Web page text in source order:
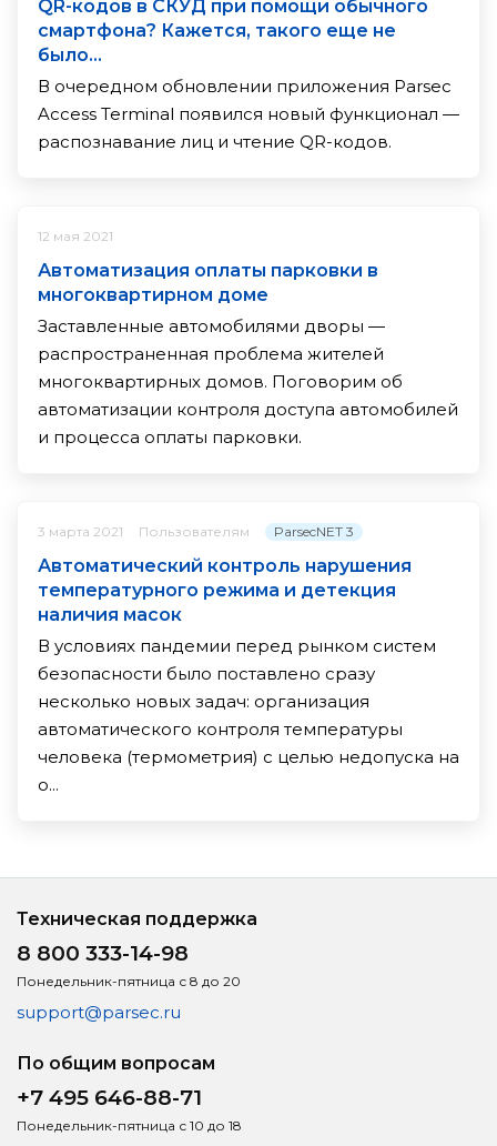
QR-кодов в СКУД при помощи обычного
смартфона? Кажется, такого еще не
было…
В очередном обновлении приложения Parsec
Access Terminal появился новый функционал —
распознавание лиц и чтение QR-кодов.
12 мая 2021
Автоматизация оплаты парковки в
многоквартирном доме
Заставленные автомобилями дворы —
распространенная проблема жителей
многоквартирных домов. Поговорим об
автоматизации контроля доступа автомобилей
и процесса оплаты парковки.
3 марта 2021 Пользователям ParsecNET 3
Автоматический контроль нарушения
температурного режима и детекция
наличия масок
В условиях пандемии перед рынком систем
безопасности было поставлено сразу
несколько новых задач: организация
автоматического контроля температуры
человека (термометрия) с целью недопуска на
о...
Техническая поддержка
8 800 333-14-98
Понедельник-пятница с 8 до 20
support@parsec.ru
По общим вопросам
+7 495 646-88-71
Понедельник-пятница с 10 до 18